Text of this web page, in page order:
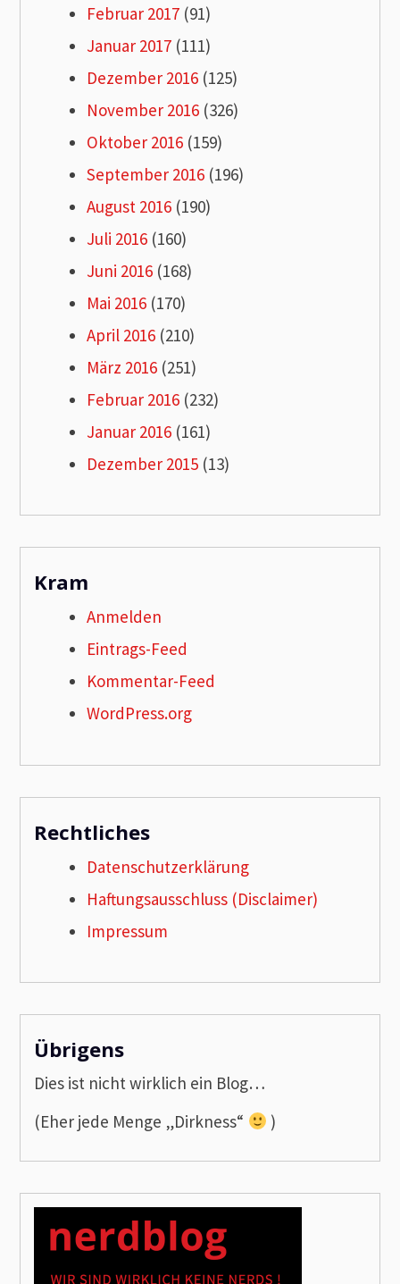
Februar 2017 (91)
Januar 2017 (111)
Dezember 2016 (125)
November 2016 (326)
Oktober 2016 (159)
September 2016 (196)
August 2016 (190)
Juli 2016 (160)
Juni 2016 (168)
Mai 2016 (170)
April 2016 (210)
März 2016 (251)
Februar 2016 (232)
Januar 2016 (161)
Dezember 2015 (13)
Kram
Anmelden
Eintrags-Feed
Kommentar-Feed
WordPress.org
Rechtliches
Datenschutzerklärung
Haftungsausschluss (Disclaimer)
Impressum
Übrigens
Dies ist nicht wirklich ein Blog…
(Eher jede Menge „Dirkness“
)